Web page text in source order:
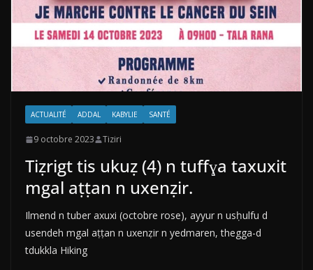
ACTUALITÉ ADDAL KABYLIE SANTÉ
9 octobre 2023 Tiziri
Tiẓrigt tis ukuẓ (4) n tuffɣa taxuxit
mgal aṭṭan n uxenẓir.
Ilmend n tuber axuxi (octobre rose), ayyur n usḥulfu d
usendeh mgal aṭṭan n uxenẓir n yedmaren, thegga-d
tdukkla Hiking